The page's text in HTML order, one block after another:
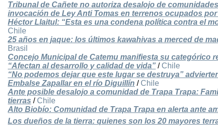
Tribunal de Cañete no autoriza desalojo de
invocación de Ley Anti Tomas en terrenos ocupados
Héctor Llaitul: “Esta es una condena política contra el
Chile
25 años en jaque: los últimos kawahivas a merced de
Brasil
Concejo Municipal de Catemu manifiesta su categórico
“Afectan al desarrollo y calidad de vida” / Chile
“No podemos dejar que este lugar se destruya”
Embalse Zapallar en el río Diguillín / Chile
Ante posible desalojo a comunidad de Trapa Trapa:
tierras / Chile
Alto Biobío: Comunidad de Trapa Trapa en alerta ante
Los dueños de la tierra: quienes son los 20 mayores